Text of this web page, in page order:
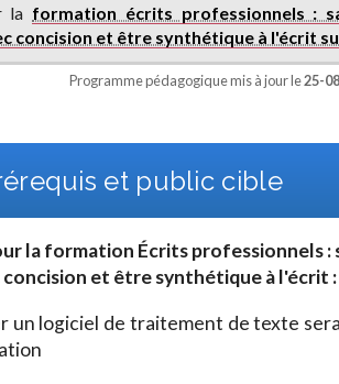
la formation écrits professionnels :
concision et être synthétique à l'écrit
Programme pédagogique mis à jour le25-
et public cible
la formation Écrits professionnels :
concision et être synthétique à l'écrit :
un logiciel de traitement de texte